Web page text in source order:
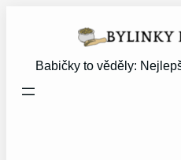
Babičky to věděly: